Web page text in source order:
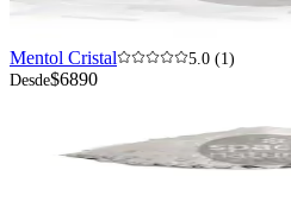
Mentol Cristal
5.0 (1)
Desde$6890